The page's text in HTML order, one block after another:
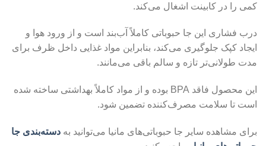
کمی را در کابینت اشغال می‌کند.
درب فشاری این جا حبوباتی کاملاً آب‌بند است و از ورود هوا و
ایجاد کپک جلوگیری می‌کند، بنابراین مواد غذایی داخل ظرف برای
مدت طولانی‌تر تازه و سالم باقی می‌مانند.
این محصول فاقد BPA بوده و از مواد کاملاً بهداشتی ساخته شده
است تا سلامت مصرف‌کننده تضمین شود.
برای مشاهده سایر جا حبوباتی‌های مانیا می‌توانید به دسته‌بندی جا